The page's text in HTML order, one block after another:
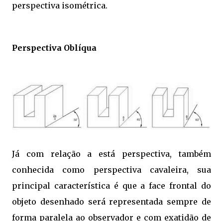
perspectiva isométrica.
Perspectiva Oblíqua
Já com relação a está perspectiva, também
conhecida como perspectiva cavaleira, sua
principal característica é que a face frontal do
objeto desenhado será representada sempre de
forma paralela ao observador e com exatidão de